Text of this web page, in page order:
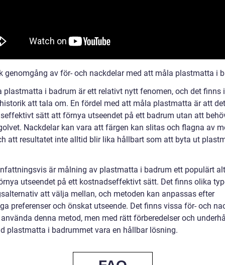
genomgång av för- och nackdelar med att måla plastmatta i
plastmatta i badrum är ett relativt nytt fenomen, och det finns
att tala om. En fördel med att måla plastmatta är att
sätt att förnya utseendet på ett badrum utan att
Nackdelar kan vara att färgen kan slitas och flagna av
att resultatet inte alltid blir lika hållbart som att byta ut
är målning av plastmatta i badrum ett populärt
utseendet på ett kostnadseffektivt sätt. Det finns olika
att välja mellan, och metoden kan anpassas efter
preferenser och önskat utseende. Det finns vissa för- och
denna metod, men med rätt förberedelser och
plastmatta i badrummet vara en hållbar lösning.